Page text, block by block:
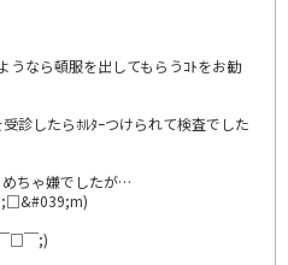
うなら頓服を出してもらうｺﾄをお勧
診したらﾎﾙﾀｰつけられて検査でした
めちゃ嫌でしたが…
□￣;)